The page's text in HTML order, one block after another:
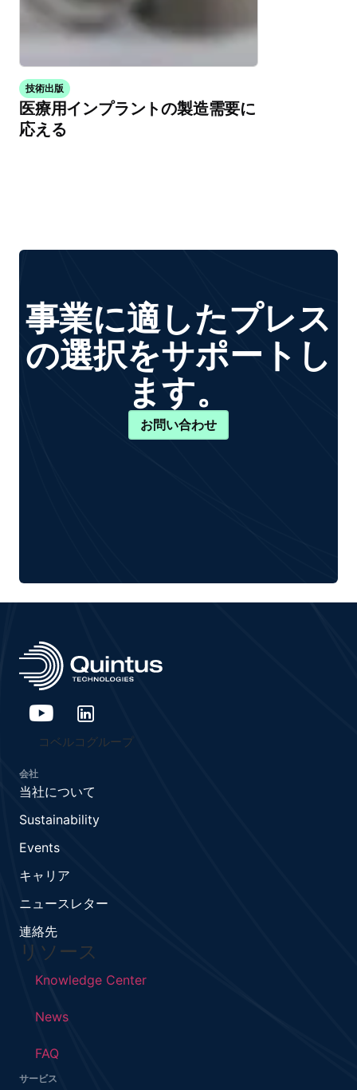
技術出版
医療用インプラントの製造需要に
応える
事業に適したプレス
の選択をサポートし
ます。
お問い合わせ
コベルコグループ
会社
当社について
Sustainability
Events
キャリア
ニュースレター
連絡先
リソース
Knowledge Center
News
FAQ
サービス